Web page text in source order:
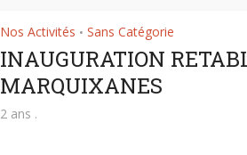
Nos Activités • Sans Catégorie
INAUGURATION
MARQUIXANES
2 ans .